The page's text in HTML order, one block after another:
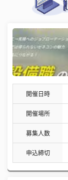
開催日時
開催場所
募集人数
申込締切